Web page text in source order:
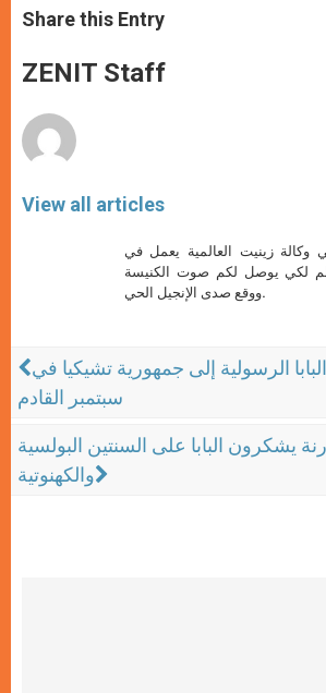
t
s
p
p
s
e
g
e
e
b
o
k
Share this Entry
ZENIT Staff
View all articles
زينيت العالمية يعمل في
لكي يوصل لكم صوت الكنيسة
ووقع صدى الإنجيل الحي.
الرسولية إلى جمهورية تشيكيا في
سبتمبر القادم
يشكرون البابا على السنتين البولسية
والكهنوتية